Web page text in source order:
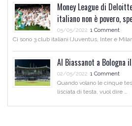
Money League di
italiano non è povero,
05/05/2022 1 Comment
Ci sono 3 club italiani (Juventus, Inter e
Al Biassanot a Bologna
02/05/2022 1 Comment
Quando volano le cinque
lisciata di testa, vuol dire …